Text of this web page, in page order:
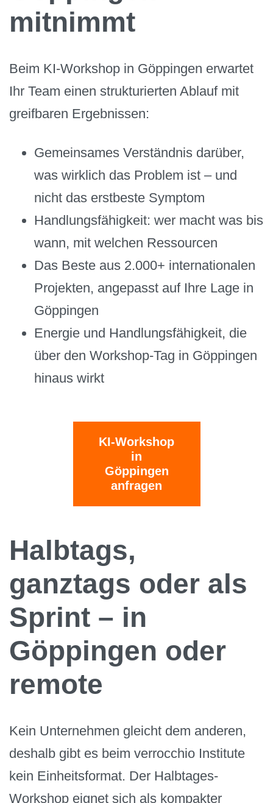
mitnimmt
Beim KI-Workshop in Göppingen erwartet
Ihr Team einen strukturierten Ablauf mit
greifbaren Ergebnissen:
Gemeinsames Verständnis darüber,
was wirklich das Problem ist – und
nicht das erstbeste Symptom
Handlungsfähigkeit: wer macht was bis
wann, mit welchen Ressourcen
Das Beste aus 2.000+ internationalen
Projekten, angepasst auf Ihre Lage in
Göppingen
Energie und Handlungsfähigkeit, die
über den Workshop-Tag in Göppingen
hinaus wirkt
KI-Workshop
in
Göppingen
anfragen
Halbtags,
ganztags oder als
Sprint – in
Göppingen oder
remote
Kein Unternehmen gleicht dem anderen,
deshalb gibt es beim verrocchio Institute
kein Einheitsformat. Der Halbtages-
Workshop eignet sich als kompakter